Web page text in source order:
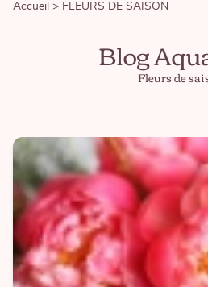
Accueil > FLEURS DE SAISON
Blog
Fleurs de